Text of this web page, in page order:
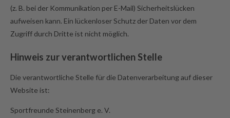
(z. B. bei der Kommunikation per E-Mail) Sicherheitslücken
aufweisen kann. Ein lückenloser Schutz der Daten vor dem
Zugriff durch Dritte ist nicht möglich.
Hinweis zur verantwortlichen Stelle
Die verantwortliche Stelle für die Datenverarbeitung auf dieser
Website ist:
Sportfreunde Steinenberg e. V.